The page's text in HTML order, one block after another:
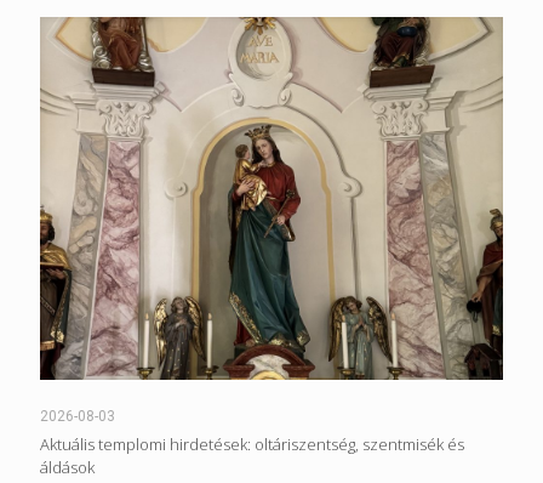
2026-08-03
Aktuális templomi hirdetések: oltáriszentség, szentmisék és
áldások